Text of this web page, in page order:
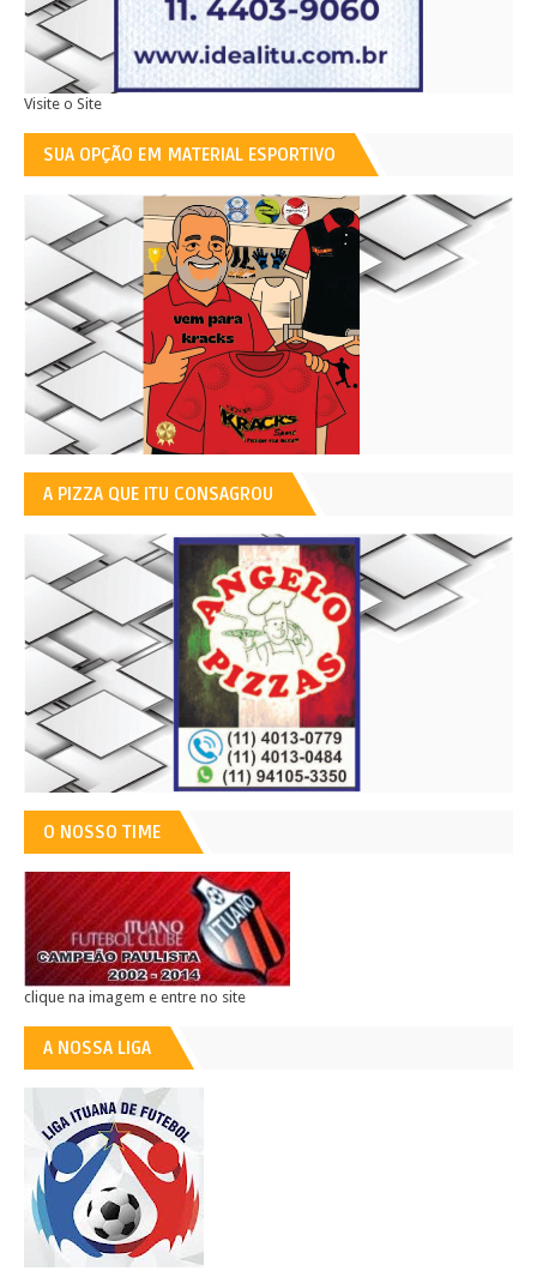
Visite o Site
SUA OPÇÃO EM MATERIAL ESPORTIVO
A PIZZA QUE ITU CONSAGROU
O NOSSO TIME
clique na imagem e entre no site
A NOSSA LIGA